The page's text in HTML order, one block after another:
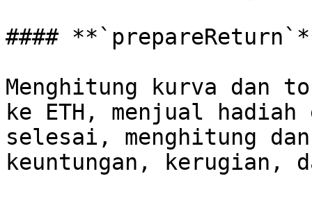
####
Menghitung kurva dan
ke ETH, menjual
selesai, menghitung
keuntungan, kerugian,